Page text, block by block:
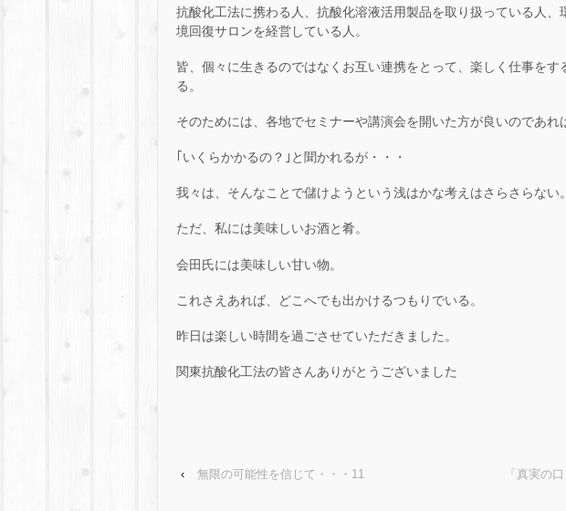
抗酸化工法に携わる人、抗酸化溶液活用製品を取り扱っている人
境回復サロンを経営している人。
皆、個々に生きるのではなくお互い連携をとって、楽しく仕事を
る。
そのためには、各地でセミナーや講演会を開いた方が良いのであれ
｢いくらかかるの？｣と聞かれるが・・・
我々は、そんなことで儲けようという浅はかな考えはさらさらない。
ただ、私には美味しいお酒と肴。
会田氏には美味しい甘い物。
これさえあれば、どこへでも出かけるつもりでいる。
昨日は楽しい時間を過ごさせていただきました。
関東抗酸化工法の皆さんありがとうございました
‹ 無限の可能性を信じて・・・11 「真実の